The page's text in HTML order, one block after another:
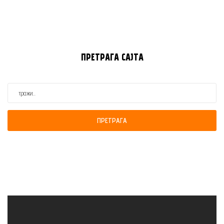
ПРЕТРАГА САЈТА
ПРЕТРАГА